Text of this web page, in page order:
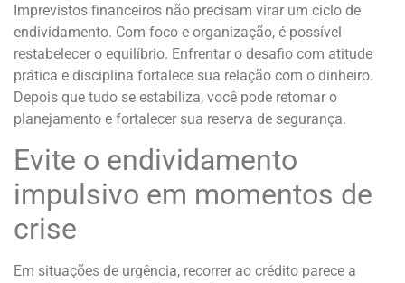
Imprevistos financeiros não precisam virar um ciclo de
endividamento. Com foco e organização, é possível
restabelecer o equilíbrio. Enfrentar o desafio com atitude
prática e disciplina fortalece sua relação com o dinheiro.
Depois que tudo se estabiliza, você pode retomar o
planejamento e fortalecer sua reserva de segurança.
Evite o endividamento
impulsivo em momentos de
crise
Em situações de urgência, recorrer ao crédito parece a